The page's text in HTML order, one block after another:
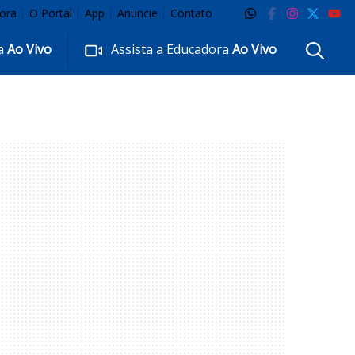
O Portal App Anuncie Contato
Ao Vivo Assista a EducadoraAo Vivo